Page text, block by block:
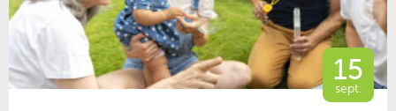
15
sept.